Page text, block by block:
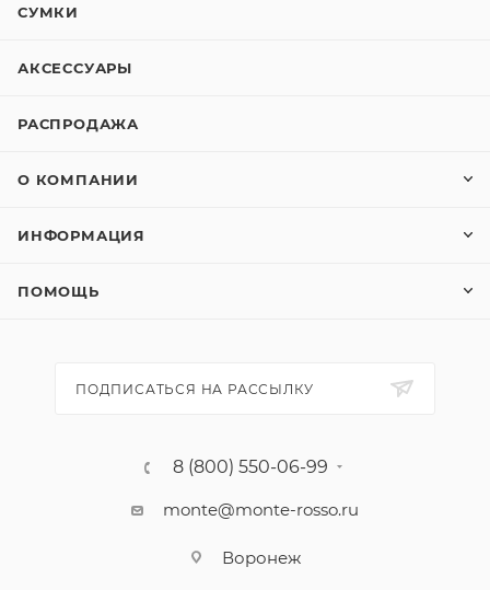
СУМКИ
АКСЕССУАРЫ
РАСПРОДАЖА
О КОМПАНИИ
ИНФОРМАЦИЯ
ПОМОЩЬ
ПОДПИСАТЬСЯ НА РАССЫЛКУ
8 (800) 550-06-99
monte@monte-rosso.ru
Воронеж